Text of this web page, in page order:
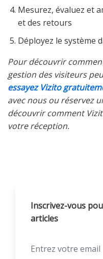
Mesurez, évaluez et
et des retours
Déployez le système
Pour découvrir
gestion des visiteurs
essayez Vizito
avec nous ou réservez
découvrir comment
votre réception.
Inscrivez-vous
articles